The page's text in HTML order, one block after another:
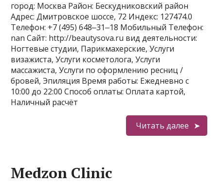
город: Москва Район: Бескудниковский район
Адрес: Дмитровское шоссе, 72 Индекс: 127474.0
Телефон: +7 (495) 648‒31‒18 Мобильный Телефон:
nan Сайт: http://beautysova.ru вид деятельности:
Ногтевые студии, Парикмахерские, Услуги
визажиста, Услуги косметолога, Услуги
массажиста, Услуги по оформлению ресниц /
бровей, Эпиляция Время работы: Ежедневно с
10:00 до 22:00 Способ оплаты: Оплата картой,
Наличный расчёт
Читать далее
Medzon Clinic